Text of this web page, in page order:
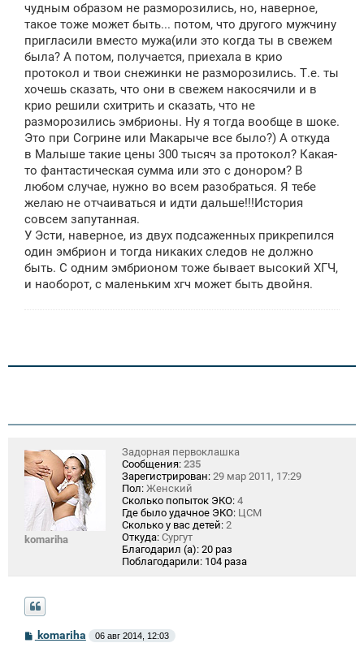
н
и
чудным образом не разморозились, но, наверное,
такое тоже может быть... потом, что другого мужчину
пригласили вместо мужа(или это когда ты в свежем
была? А потом, получается, приехала в крио
протокол и твои снежинки не разморозились. Т.е. ты
хочешь сказать, что они в свежем накосячили и в
крио решили схитрить и сказать, что не
разморозились эмбрионы. Ну я тогда вообще в шоке.
Это при Согрине или Макарыче все было?) А откуда
в Малыше такие цены 300 тысяч за протокол? Какая-
то фантастическая сумма или это с донором? В
любом случае, нужно во всем разобраться. Я тебе
желаю не отчаиваться и идти дальше!!!История
совсем запутанная.
У Эсти, наверное, из двух подсаженных прикрепился
один эмбрион и тогда никаких следов не должно
быть. С одним эмбрионом тоже бывает высокий ХГЧ,
и наоборот, с маленьким хгч может быть двойня.
komariha
Задорная первоклашка
Сообщения: 235
Зарегистрирован: 29 мар 2011, 17:29
Пол: Женский
Сколько попыток ЭКО: 4
Где было удачное ЭКО: ЦСМ
Сколько у вас детей: 2
Откуда: Сургут
Благодарил (а): 20 раз
Поблагодарили: 104 раза
С
о
komariha 06 авг 2014, 12:03